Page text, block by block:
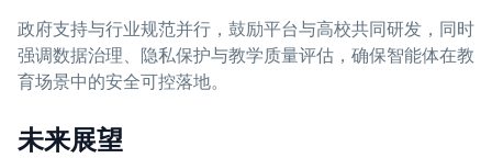
政府支持与行业规范并行，鼓励平台与高校共同研发，同时
强调数据治理、隐私保护与教学质量评估，确保智能体在教
育场景中的安全可控落地。
未来展望